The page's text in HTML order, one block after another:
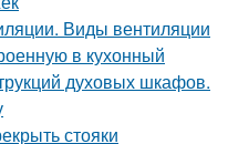
Виды вентиляции
в кухонный
духовых шкафов.
стояки